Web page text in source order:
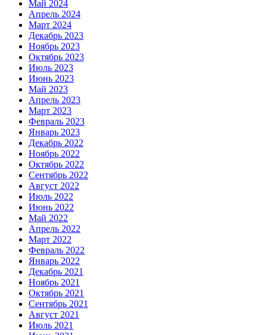
Май 2024
Апрель 2024
Март 2024
Декабрь 2023
Ноябрь 2023
Октябрь 2023
Июль 2023
Июнь 2023
Май 2023
Апрель 2023
Март 2023
Февраль 2023
Январь 2023
Декабрь 2022
Ноябрь 2022
Октябрь 2022
Сентябрь 2022
Август 2022
Июль 2022
Июнь 2022
Май 2022
Апрель 2022
Март 2022
Февраль 2022
Январь 2022
Декабрь 2021
Ноябрь 2021
Октябрь 2021
Сентябрь 2021
Август 2021
Июль 2021